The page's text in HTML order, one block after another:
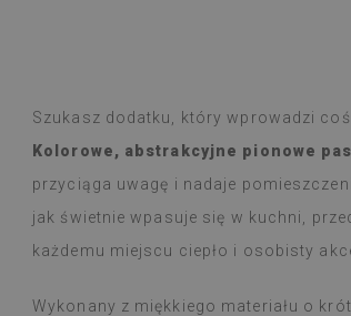
Szukasz dodatku, który wprowadzi
Kolorowe, abstrakcyjne pionowe
przyciąga uwagę i nadaje
jak świetnie wpasuje się w kuchni,
każdemu miejscu ciepło i osobisty
Wykonany z miękkiego materiału o